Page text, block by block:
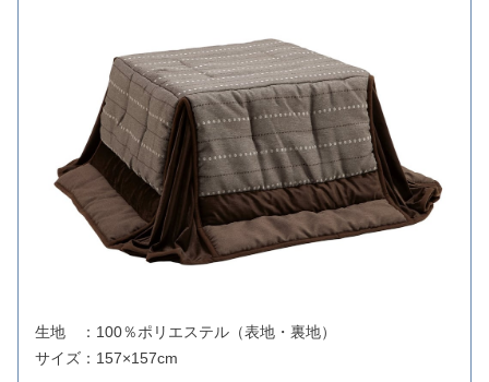
生地 ：100％ポリエステル（表地・裏地）
サイズ：157×157cm